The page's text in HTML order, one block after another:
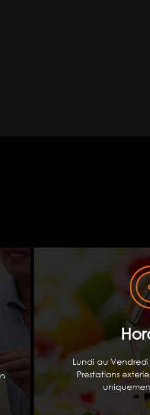
Lundi au
Prestations